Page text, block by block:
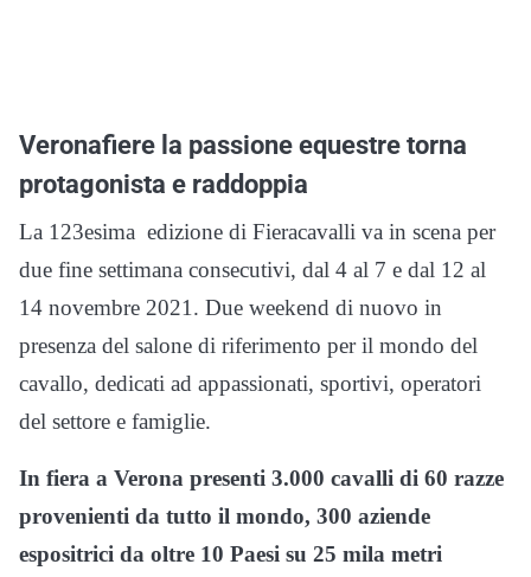
Veronafiere la passione equestre torna
protagonista e raddoppia
La 123esima edizione di Fieracavalli va in scena per
due fine settimana consecutivi, dal 4 al 7 e dal 12 al
14 novembre 2021. Due weekend di nuovo in
presenza del salone di riferimento per il mondo del
cavallo, dedicati ad appassionati, sportivi, operatori
del settore e famiglie.
In fiera a Verona presenti 3.000 cavalli di 60 razze
provenienti da tutto il mondo, 300 aziende
espositrici da oltre 10 Paesi su 25 mila metri